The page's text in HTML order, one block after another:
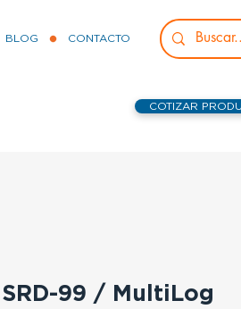
BLOG CONTACTO
COTIZAR
SRD-99 / MultiLog